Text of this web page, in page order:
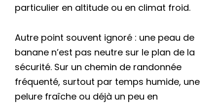
particulier en altitude ou en climat froid.
Autre point souvent ignoré : une peau de
banane n’est pas neutre sur le plan de la
sécurité. Sur un chemin de randonnée
fréquenté, surtout par temps humide, une
pelure fraîche ou déjà un peu en